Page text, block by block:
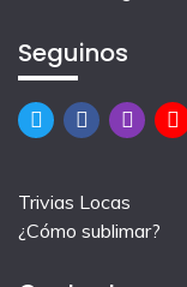
Seguinos
Trivias Locas
¿Cómo sublimar?